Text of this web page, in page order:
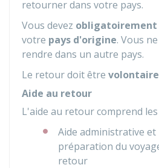
retourner dans votre pays.
Vous devez
votre pays d'origine. Vous
rendre dans un autre pays.
Le retour doit être volontaire
Aide au retour
L'aide au retour comprend
Aide administrative et
préparation du
retour